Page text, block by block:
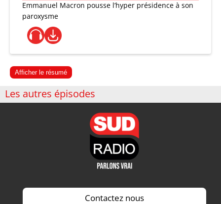
Emmanuel Macron pousse l’hyper présidence à son
paroxysme
Afficher le résumé
Les autres épisodes
Contactez nous